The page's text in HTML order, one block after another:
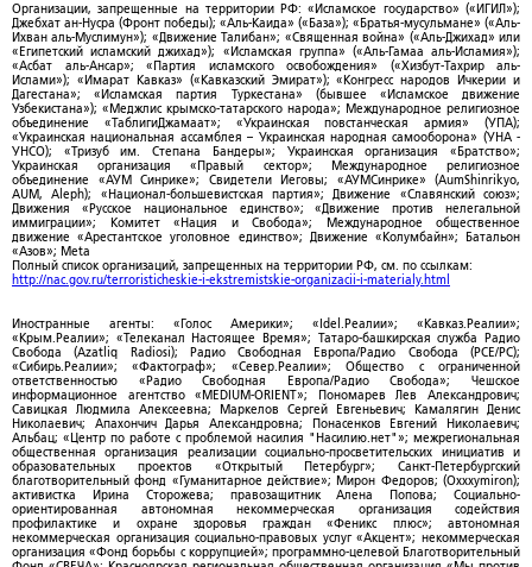
Организации, запрещенные на территории РФ: «Исламское государство» («ИГИЛ»);
Джебхат ан-Нусра (Фронт победы); «Аль-Каида» («База»); «Братья-мусульмане» («Аль-
Ихван аль-Муслимун»); «Движение Талибан»; «Священная война» («Аль-Джихад» или
«Египетский исламский джихад»); «Исламская группа» («Аль-Гамаа аль-Исламия»);
«Асбат аль-Ансар»; «Партия исламского освобождения» («Хизбут-Тахрир аль-
Ислами»); «Имарат Кавказ» («Кавказский Эмират»); «Конгресс народов Ичкерии и
Дагестана»; «Исламская партия Туркестана» (бывшее «Исламское движение
Узбекистана»); «Меджлис крымско-татарского народа»; Международное религиозное
объединение «ТаблигиДжамаат»; «Украинская повстанческая армия» (УПА);
«Украинская национальная ассамблея – Украинская народная самооборона» (УНА -
УНСО); «Тризуб им. Степана Бандеры»; Украинская организация «Братство»;
Украинская организация «Правый сектор»; Международное религиозное
объединение «АУМ Синрике»; Свидетели Иеговы; «АУМСинрике» (AumShinrikyo,
AUM, Aleph); «Национал-большевистская партия»; Движение «Славянский союз»;
Движения «Русское национальное единство»; «Движение против нелегальной
иммиграции»; Комитет «Нация и Свобода»; Международное общественное
движение «Арестантское уголовное единство»; Движение «Колумбайн»; Батальон
«Азов»; Meta
Полный список организаций, запрещенных на территории РФ, см. по ссылкам:
http://nac.gov.ru/terroristicheskie-i-ekstremistskie-organizacii-i-materialy.html
Иностранные агенты: «Голос Америки»; «Idel.Реалии»; «Кавказ.Реалии»;
«Крым.Реалии»; «Телеканал Настоящее Время»; Татаро-башкирская служба Радио
Свобода (Azatliq Radiosi); Радио Свободная Европа/Радио Свобода (PCE/PC);
«Сибирь.Реалии»; «Фактограф»; «Север.Реалии»; Общество с ограниченной
ответственностью «Радио Свободная Европа/Радио Свобода»; Чешское
информационное агентство «MEDIUM-ORIENT»; Пономарев Лев Александрович;
Савицкая Людмила Алексеевна; Маркелов Сергей Евгеньевич; Камалягин Денис
Николаевич; Апахончич Дарья Александровна; Понасенков Евгений Николаевич;
Альбац; «Центр по работе с проблемой насилия "Насилию.нет"»; межрегиональная
общественная организация реализации социально-просветительских инициатив и
образовательных проектов «Открытый Петербург»; Санкт-Петербургский
благотворительный фонд «Гуманитарное действие»; Мирон Федоров; (Oxxxymiron);
активистка Ирина Сторожева; правозащитник Алена Попова; Социально-
ориентированная автономная некоммерческая организация содействия
профилактике и охране здоровья граждан «Феникс плюс»; автономная
некоммерческая организация социально-правовых услуг «Акцент»; некоммерческая
организация «Фонд борьбы с коррупцией»; программно-целевой Благотворительный